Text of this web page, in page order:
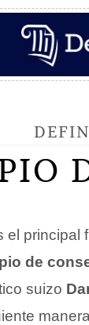
el principal
de
suizo